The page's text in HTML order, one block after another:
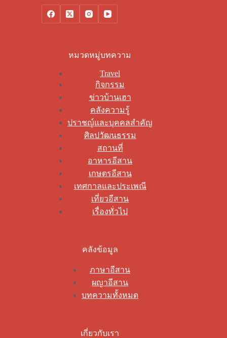
หมวดหมู่บทความ
Travel
กิจกรรม
ข่าวบ้านเฮา
คลังความรู้
ปราชญ์และบุคคลสำคัญ
ศิลปวัฒนธรรม
สถานที่
อาหารอีสาน
เกษตรอีสาน
เทศกาลและประเพณี
เที่ยวอีสาน
เรื่องทั่วไป
คลังข้อมูล
ภาษาอีสาน
ผญาอีสาน
บทความทั้งหมด
เกี่ยวกับเรา